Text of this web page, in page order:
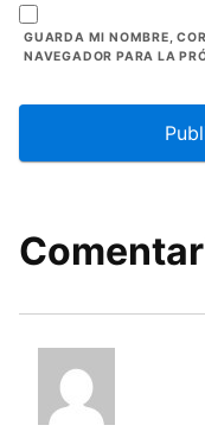
GUARDA MI NOMBRE,
NAVEGADOR PARA LA